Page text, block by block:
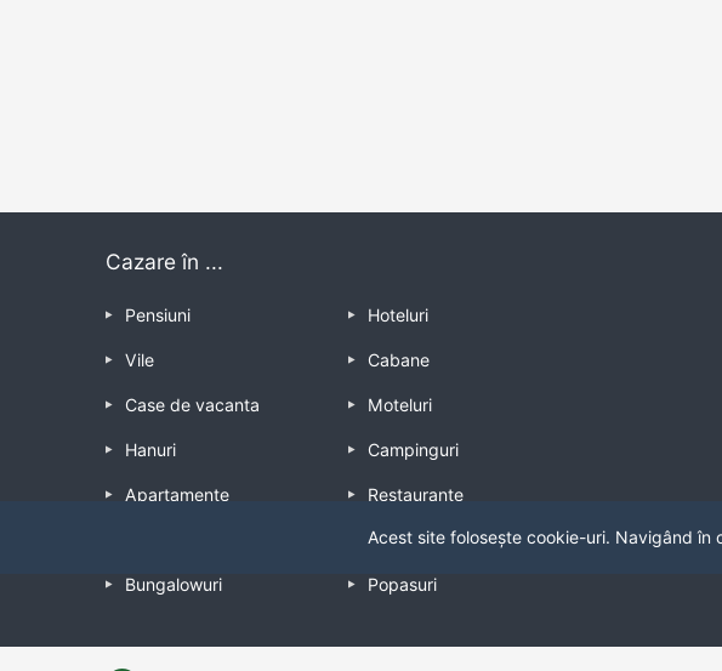
Cazare în ...
Pensiuni Hoteluri
Vile Cabane
Case de vacanta Moteluri
Hanuri Campinguri
Apartamente Restaurante
Casteluri
Bungalowuri Popasuri
Acest site folosește cookie-uri. Navigând